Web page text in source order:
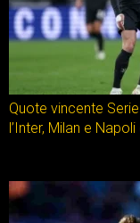
Quote vincente
l’Inter, Milan e